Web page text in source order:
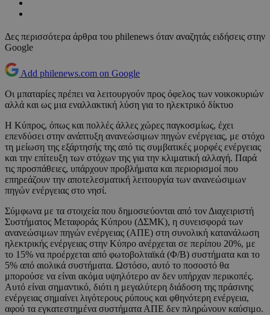
Δες περισσότερα άρθρα του philenews όταν αναζητάς ειδήσεις στην
Google
Add philenews.com on Google
Οι μπαταρίες πρέπει να λειτουργούν προς όφελος των νοικοκυριών
αλλά και ως μια εναλλακτική λύση για το ηλεκτρικό δίκτυο
Η Κύπρος, όπως και πολλές άλλες χώρες παγκοσμίως, έχει
επενδύσει στην ανάπτυξη ανανεώσιμων πηγών ενέργειας, με στόχο
τη μείωση της εξάρτησής της από τις συμβατικές μορφές ενέργειας
και την επίτευξη των στόχων της για την κλιματική αλλαγή. Παρά
τις προσπάθειες, υπάρχουν προβλήματα και περιορισμοί που
επηρεάζουν την αποτελεσματική λειτουργία των ανανεώσιμων
πηγών ενέργειας στο νησί.
Σύμφωνα με τα στοιχεία που δημοσιεύονται από τον Διαχειριστή
Συστήματος Μεταφοράς Κύπρου (ΔΣΜΚ), η συνεισφορά των
ανανεώσιμων πηγών ενέργειας (ΑΠΕ) στη συνολική κατανάλωση
ηλεκτρικής ενέργειας στην Κύπρο ανέρχεται σε περίπου 20%, με
το 15% να προέρχεται από φωτοβολταϊκά (Φ/Β) συστήματα και το
5% από αιολικά συστήματα. Ωστόσο, αυτό το ποσοστό θα
μπορούσε να είναι ακόμα υψηλότερο αν δεν υπήρχαν περικοπές.
Αυτό είναι σημαντικό, διότι η μεγαλύτερη διάδοση της πράσινης
ενέργειας σημαίνει λιγότερους ρύπους και φθηνότερη ενέργεια,
αφού τα εγκατεστημένα συστήματα ΑΠΕ δεν πληρώνουν καύσιμο.